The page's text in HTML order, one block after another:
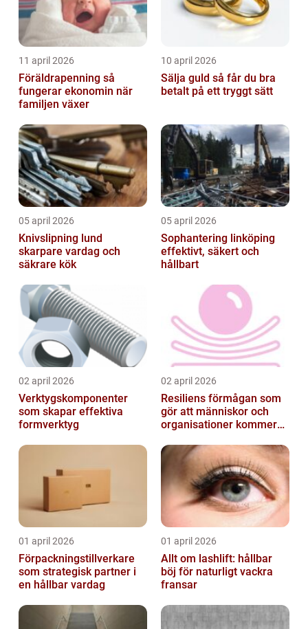
11 april 2026
Föräldrapenning så
fungerar ekonomin när
familjen växer
10 april 2026
Sälja guld så får du bra
betalt på ett tryggt sätt
05 april 2026
Knivslipning lund
skarpare vardag och
säkrare kök
05 april 2026
Sophantering linköping
effektivt, säkert och
hållbart
02 april 2026
Verktygskomponenter
som skapar effektiva
formverktyg
02 april 2026
Resiliens förmågan som
gör att människor och
organisationer kommer
01 april 2026
Förpackningstillverkare
som strategisk partner i
en hållbar vardag
01 april 2026
Allt om lashlift: hållbar
böj för naturligt vackra
fransar